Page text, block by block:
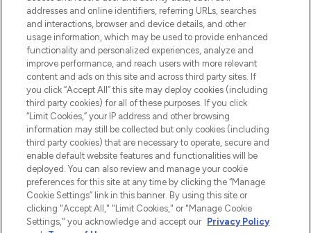
otrzyma ekskluzywne artykuły redakcyjne
z Sunday Supplement.
Zgoda na pliki cookie
Do Not Sell or Share My Personal
Information
POMOC & INFORMACJE
WAŻNE INFORMACJE
O LOOKFANTASTIC
addresses and online identifiers, referring URLs, searches
and interactions, browser and device details, and other
usage information, which may be used to provide enhanced
functionality and personalized experiences, analyze and
improve performance, and reach users with more relevant
content and ads on this site and across third party sites. If
you click “Accept All” this site may deploy cookies (including
third party cookies) for all of these purposes. If you click
“Limit Cookies,” your IP address and other browsing
information may still be collected but only cookies (including
third party cookies) that are necessary to operate, secure and
enable default website features and functionalities will be
deployed. You can also review and manage your cookie
preferences for this site at any time by clicking the “Manage
Cookie Settings” link in this banner. By using this site or
clicking "Accept All," "Limit Cookies," or "Manage Cookie
Settings," you acknowledge and accept our Privacy Policy